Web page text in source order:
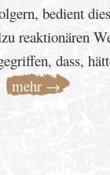
bedient
reaktionären
dass,
mehr →